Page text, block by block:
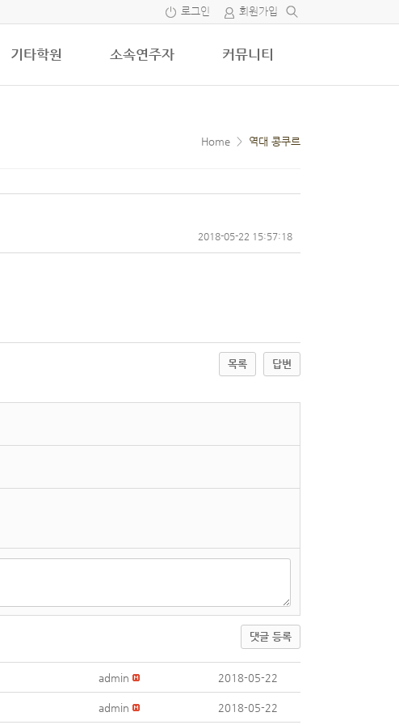
로그인 회원가입
기타학원 소속연주자 커뮤니티
Home > 역대 콩쿠르
2018-05-22 15:57:18
목록 답변
댓글 등록
admin 2018-05-22
admin 2018-05-22